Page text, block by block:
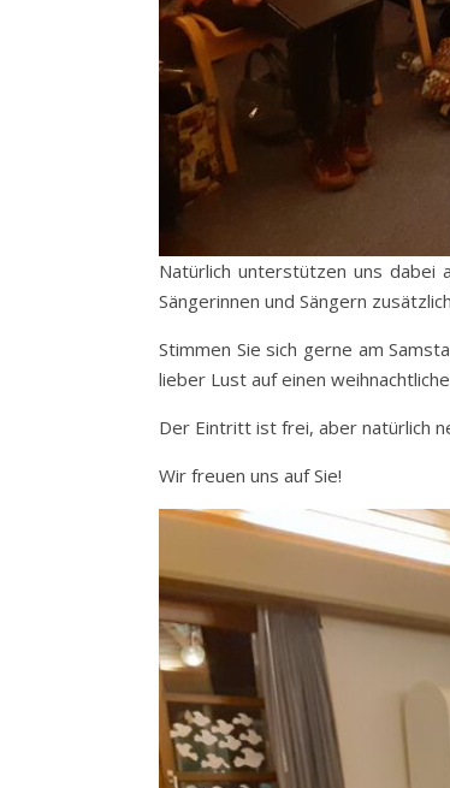
Natürlich unterstützen uns dabei
Sängerinnen und Sängern
Stimmen Sie sich gerne am
lieber Lust auf einen
Der Eintritt ist frei, aber natürlich
Wir freuen uns auf Sie!